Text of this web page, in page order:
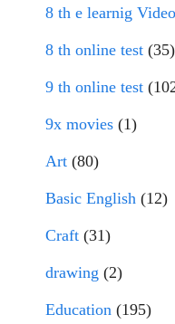
8 th e learnig Video
8 th online test (35)
9 th online test
9x movies (1)
Art (80)
Basic English (12)
Craft (31)
drawing (2)
Education (195)